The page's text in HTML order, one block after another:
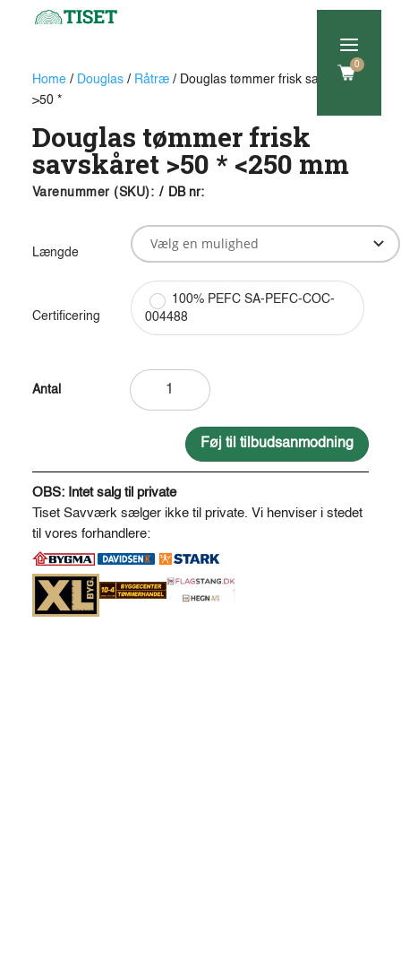
a
0
Home/ Douglas/ Råtræ/ Douglas tømmer frisk savskåret
>50 *
Douglas tømmer frisk
savskåret >50 * <250 mm
Varenummer (SKU): / DB nr:
Længde
Certificering
100% PEFC SA-PEFC-COC-
004488
Føj til tilbudsanmodning
A
l
t
e
r
n
t
OBS: Intet salg til private
Tiset Savværk sælger ikke til private. Vi henviser i stedet
til vores forhandlere: